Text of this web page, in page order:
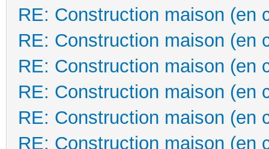
RE: Construction maison (en
RE: Construction maison (en
RE: Construction maison (en
RE: Construction maison (en
RE: Construction maison (en
RE: Construction maison (en